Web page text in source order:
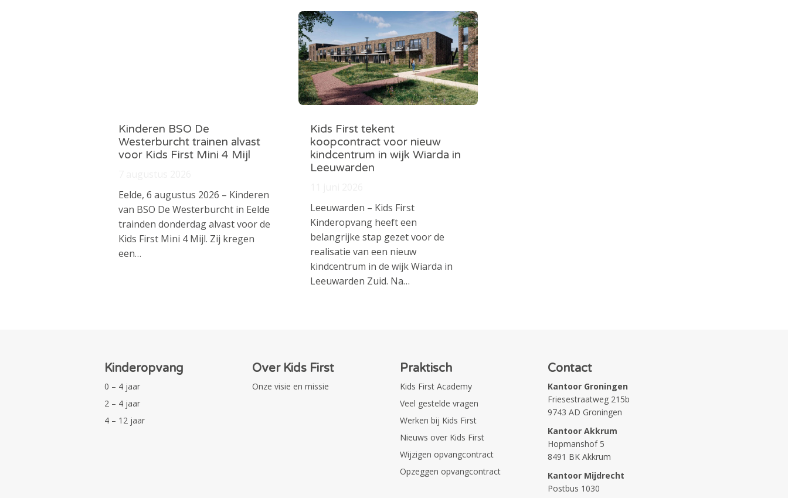
Kinderen BSO De
Westerburcht trainen alvast
voor Kids First Mini 4 Mijl
Eelde, 6 augustus 2026 – Kinderen
van BSO De Westerburcht in Eelde
trainden donderdag alvast voor de
Kids First Mini 4 Mijl. Zij kregen
een…
Kids First tekent
koopcontract voor nieuw
kindcentrum in wijk Wiarda in
Leeuwarden
Leeuwarden – Kids First
Kinderopvang heeft een
belangrijke stap gezet voor de
realisatie van een nieuw
kindcentrum in de wijk Wiarda in
Leeuwarden Zuid. Na…
Kinderopvang
0 – 4 jaar
2 – 4 jaar
4 – 12 jaar
Over Kids First
Onze visie en missie
Praktisch
Kids First Academy
Veel gestelde vragen
Werken bij Kids First
Nieuws over Kids First
Wijzigen opvangcontract
Opzeggen opvangcontract
Contact
Kantoor Groningen
Friesestraatweg 215b
9743 AD Groningen
Kantoor Akkrum
Hopmanshof 5
8491 BK Akkrum
Kantoor Mijdrecht
Postbus 1030